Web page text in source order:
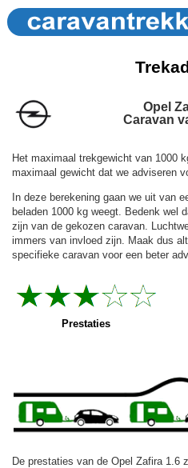
Opel
Caravan
Het maximaal trekgewicht van 1000
maximaal gewicht dat we adviseren
In deze berekening gaan we uit van
beladen 1000 kg weegt. Bedenk wel
zijn van de gekozen caravan.
immers van invloed zijn. Maak dus
specifieke caravan voor een beter
Prestaties
De prestaties van de Opel Zafira 1.6